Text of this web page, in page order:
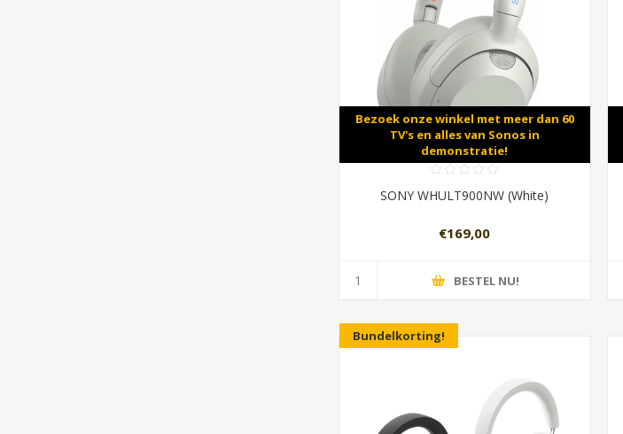
Bezoek onze winkel met meer dan 60
TV's en alles van Sonos in
demonstratie!
SONY WHULT900NW (White)
€169,00
BESTEL NU!
Bundelkorting!